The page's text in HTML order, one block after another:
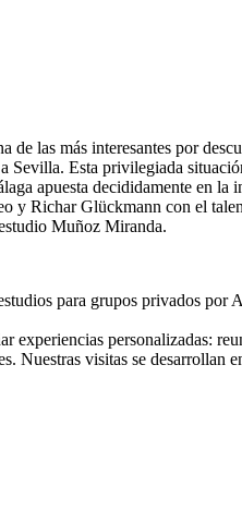
de las más interesantes por
Esta privilegiada
apuesta decididamente en
Richar Glückmann con el
Muñoz Miranda.
para grupos privados
personalizadas:
Nuestras visitas se desarrollan